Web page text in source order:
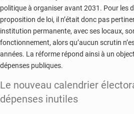
politique à organiser avant 2031. Pour les
proposition de loi, il n’était donc pas
institution permanente, avec ses locaux,
fonctionnement, alors qu’aucun scrutin
années. La réforme répond ainsi à un
dépenses publiques.
Le nouveau calendrier
dépenses inutiles